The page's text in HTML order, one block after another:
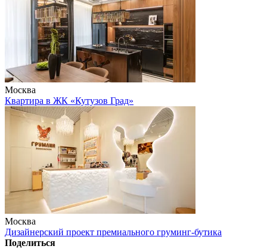
Москва
Квартира в ЖК «Кутузов Град»
Москва
Дизайнерский проект премиального груминг-бутика
Поделиться